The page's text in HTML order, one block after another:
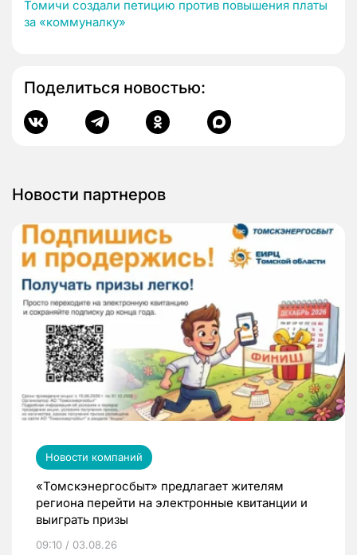
Томичи создали петицию против повышения платы
за «коммуналку»
Поделиться новостью:
Новости партнеров
Новости компаний
«Томскэнергосбыт» предлагает жителям
региона перейти на электронные квитанции и
выиграть призы
09:10 / 03.08.26